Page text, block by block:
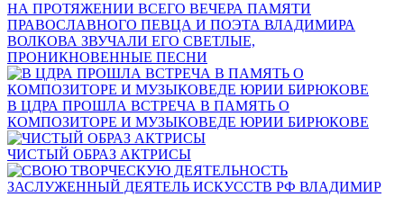
НА ПРОТЯЖЕНИИ ВСЕГО ВЕЧЕРА ПАМЯТИ
ПРАВОСЛАВНОГО ПЕВЦА И ПОЭТА ВЛАДИМИРА
ВОЛКОВА ЗВУЧАЛИ ЕГО СВЕТЛЫЕ,
ПРОНИКНОВЕННЫЕ ПЕСНИ
В ЦДРА ПРОШЛА ВСТРЕЧА В ПАМЯТЬ О
КОМПОЗИТОРЕ И МУЗЫКОВЕДЕ ЮРИИ БИРЮКОВЕ
ЧИСТЫЙ ОБРАЗ АКТРИСЫ